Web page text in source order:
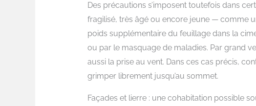
Des précautions s’imposent toutefois dans
fragilisé, très âgé ou encore jeune — comme
poids supplémentaire du feuillage dans la
ou par le masquage de maladies. Par grand
aussi la prise au vent. Dans ces cas précis,
grimper librement jusqu’au sommet.
Façades et lierre : une cohabitation possible